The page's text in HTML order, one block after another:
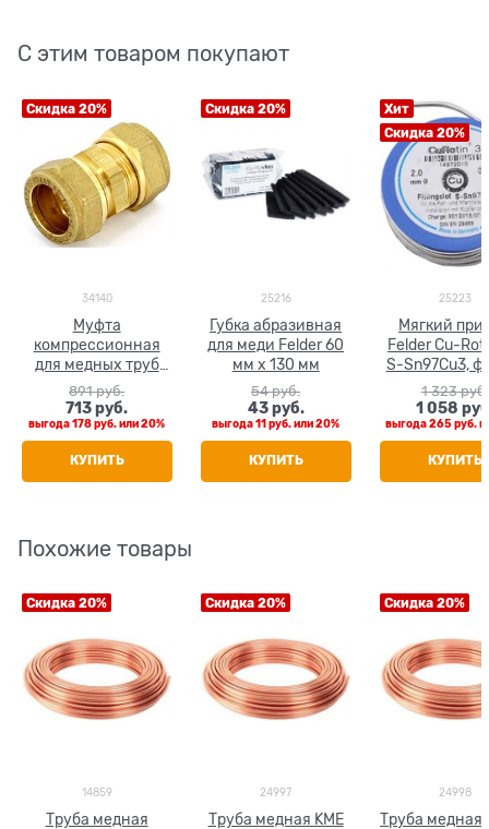
С этим товаром покупают
Скидка 20%
34140
Муфта
компрессионная
для медных труб
Tiemme 6 x 6
891 руб.
713 руб.
выгода178 руб.или20%
КУПИТЬ
Скидка 20%
25216
Губка абразивная
для меди Felder 60
мм х 130 мм
54 руб.
43 руб.
выгода11 руб.или20%
КУПИТЬ
Хит
Скидка 20%
25223
Мягкий
Felder Cu-
S-Sn97Cu3, ф
100 гр.
1 323 руб.
1 058
выгода265 руб.
КУПИТЬ
Похожие товары
Скидка 20%
14859
Труба медная
Скидка 20%
24997
Труба медная KME
Скидка 20%
24998
Труба медная